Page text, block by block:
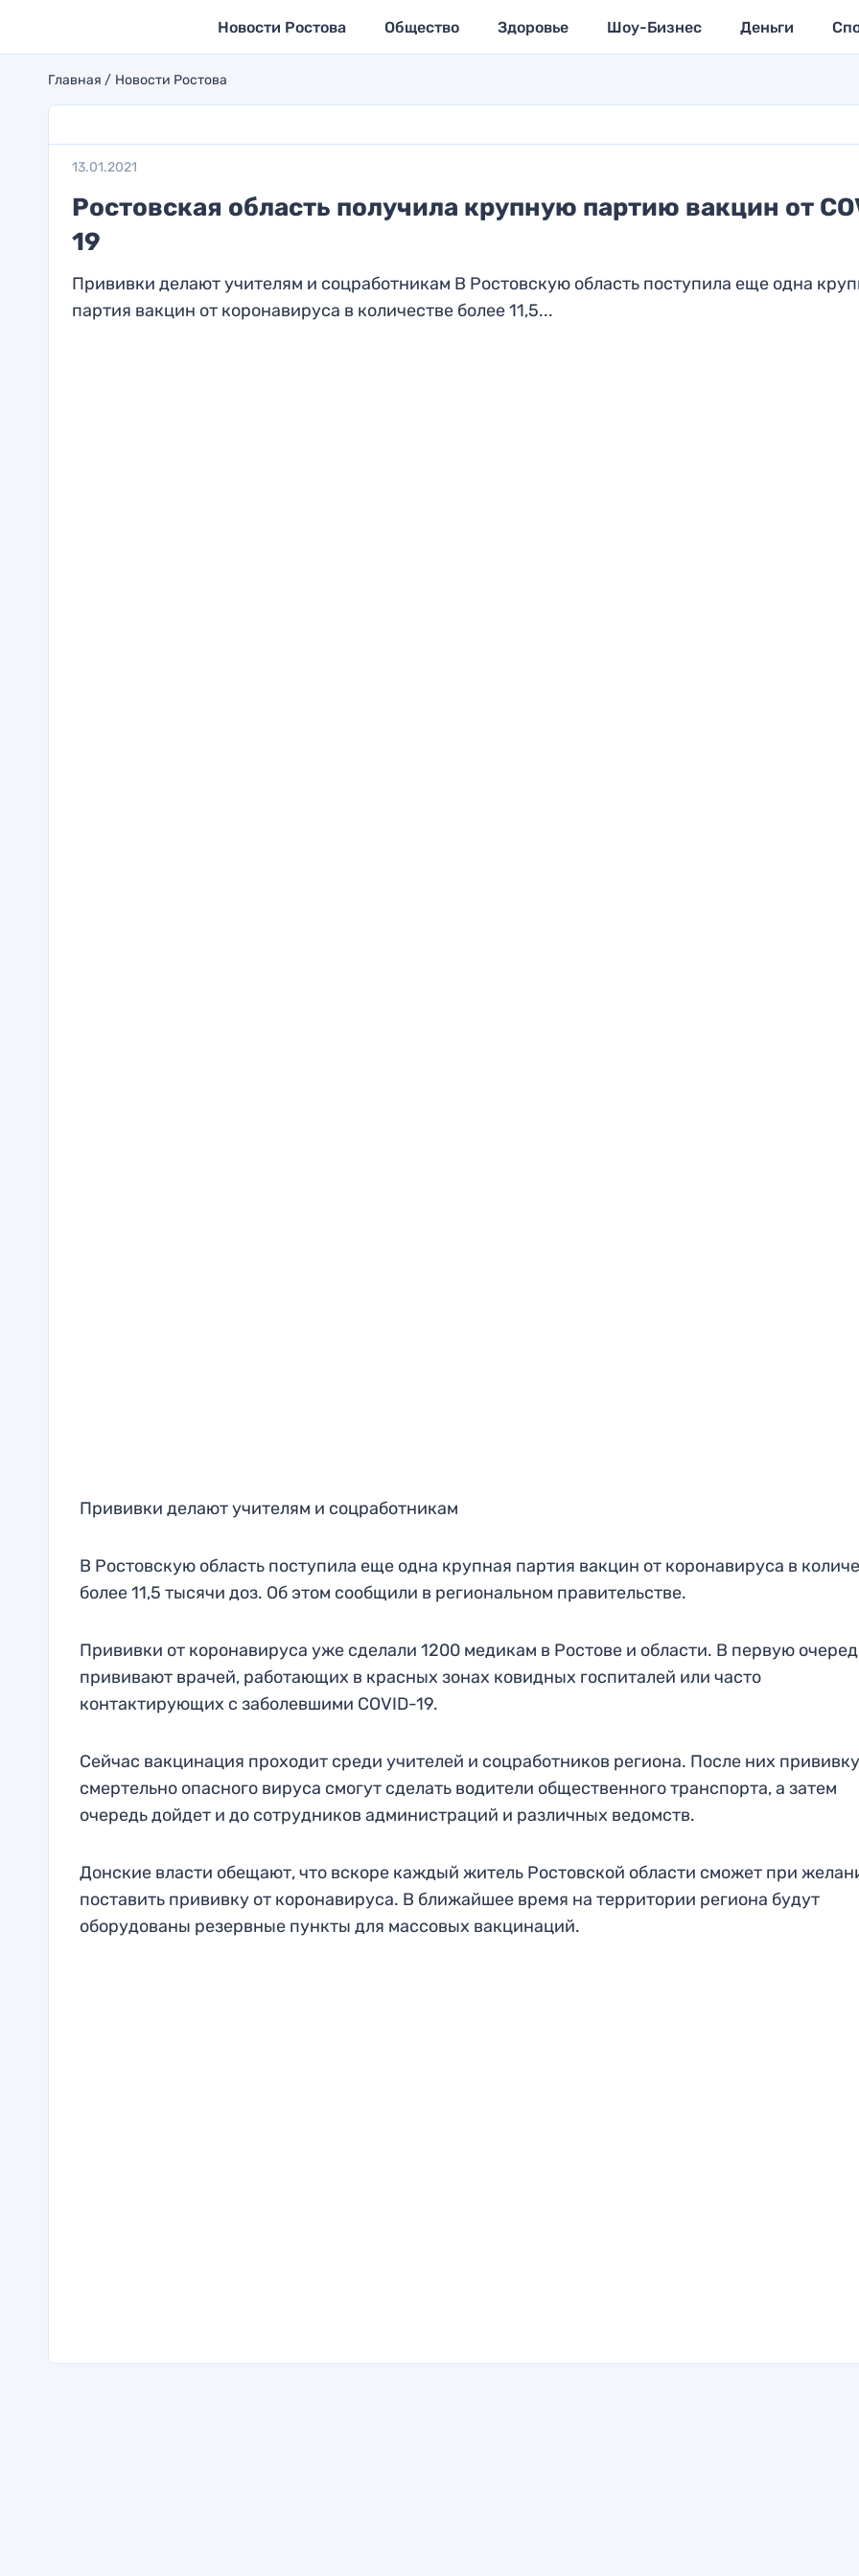
Новости Ростова Общество Здоровье Шоу-Бизнес Деньги
Главная Новости Ростова
13.01.2021
Ростовская область получила крупную партию вакцин от
19
Прививки делают учителям и соцработникам В Ростовскую область поступила еще одна
партия вакцин от коронавируса в количестве более 11,5...
Прививки делают учителям и соцработникам
В Ростовскую область поступила еще одна крупная партия вакцин от коронавируса в
более 11,5 тысячи доз. Об этом сообщили в региональном правительстве.
Прививки от коронавируса уже сделали 1200 медикам в Ростове и области. В первую
прививают врачей, работающих в красных зонах ковидных госпиталей или часто
контактирующих с заболевшими COVID-19.
Сейчас вакцинация проходит среди учителей и соцработников региона. После них
смертельно опасного вируса смогут сделать водители общественного транспорта, а затем
очередь дойдет и до сотрудников администраций и различных ведомств.
Донские власти обещают, что вскоре каждый житель Ростовской области сможет при
поставить прививку от коронавируса. В ближайшее время на территории региона будут
оборудованы резервные пункты для массовых вакцинаций.